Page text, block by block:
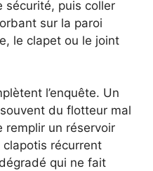
sécurité, puis coller
sur la paroi
le clapet ou le joint
l’enquête. Un
du flotteur mal
remplir un réservoir
clapotis récurrent
qui ne fait